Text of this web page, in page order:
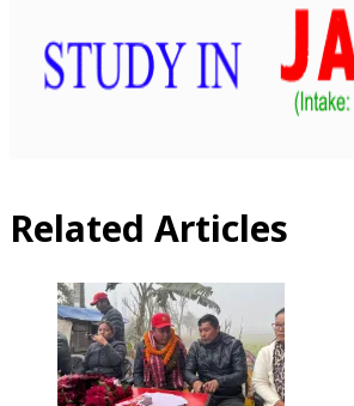
Related Articles